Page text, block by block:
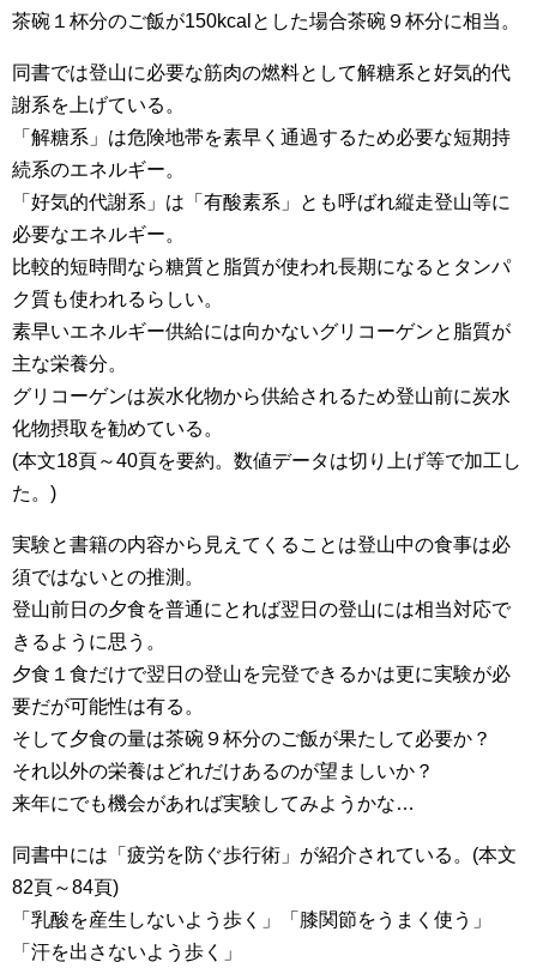
茶碗１杯分のご飯が150kcalとした場合茶碗９杯分に相当。
同書では登山に必要な筋肉の燃料として解糖系と好気的代
謝系を上げている。
「解糖系」は危険地帯を素早く通過するため必要な短期持
続系のエネルギー。
「好気的代謝系」は「有酸素系」とも呼ばれ縦走登山等に
必要なエネルギー。
比較的短時間なら糖質と脂質が使われ長期になるとタンパ
ク質も使われるらしい。
素早いエネルギー供給には向かないグリコーゲンと脂質が
主な栄養分。
グリコーゲンは炭水化物から供給されるため登山前に炭水
化物摂取を勧めている。
(本文18頁～40頁を要約。数値データは切り上げ等で加工し
た。)
実験と書籍の内容から見えてくることは登山中の食事は必
須ではないとの推測。
登山前日の夕食を普通にとれば翌日の登山には相当対応で
きるように思う。
夕食１食だけで翌日の登山を完登できるかは更に実験が必
要だが可能性は有る。
そして夕食の量は茶碗９杯分のご飯が果たして必要か？
それ以外の栄養はどれだけあるのが望ましいか？
来年にでも機会があれば実験してみようかな…
同書中には「疲労を防ぐ歩行術」が紹介されている。(本文
82頁～84頁)
「乳酸を産生しないよう歩く」「膝関節をうまく使う」
「汗を出さないよう歩く」